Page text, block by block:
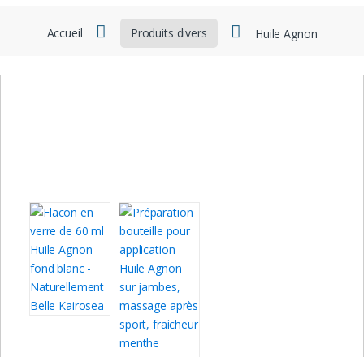
Accueil Produits divers Huile Agnon